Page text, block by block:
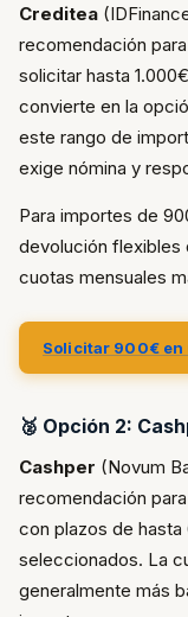
Creditea
recomendación
solicitar hasta
convierte en la
este rango de
exige nómina y
Para importes de
devolución flexibles
cuotas mensuales
Solicitar 900€ en
🥈 Opción 2:
Cashper (Novum
recomendación
con plazos de
seleccionados. La
generalmente más